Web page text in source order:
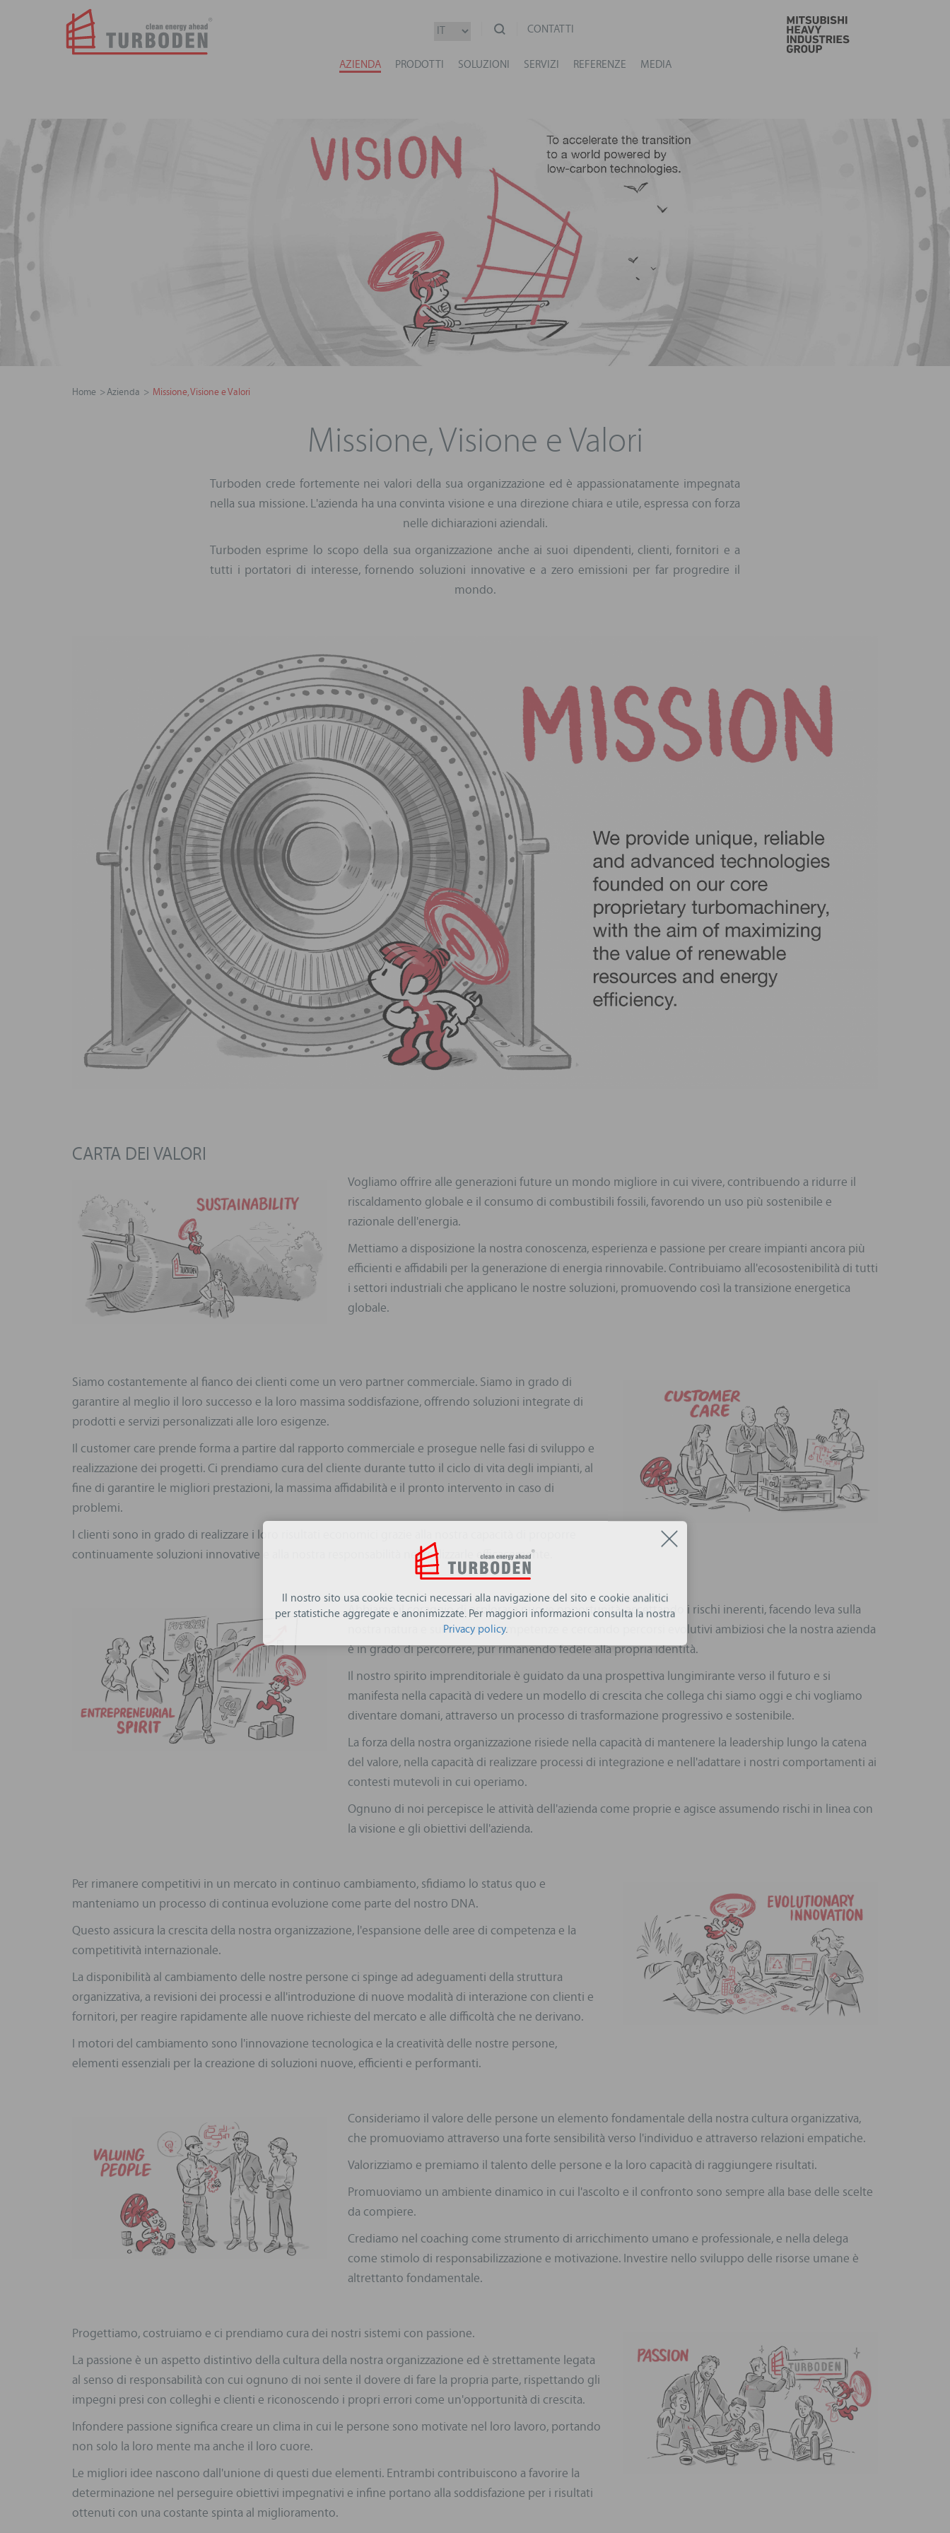
AZIENDA PRODOTTI SOLUZIONI SERVIZI REFERENZE MEDIA
CONTATTI
Home Azienda Missione, Visione e Valori
Missione, Visione e Valori
Turboden crede fortemente nei valori della sua organizzazione ed è appassionatamente impegnata
nella sua missione. L'azienda ha una convinta visione e una direzione chiara e utile, espressa con forza
nelle dichiarazioni aziendali.
Turboden esprime lo scopo della sua organizzazione anche ai suoi dipendenti, clienti, fornitori e a
tutti i portatori di interesse, fornendo soluzioni innovative e a zero emissioni per far progredire il
mondo.
CARTA DEI VALORI
Vogliamo offrire alle generazioni future un mondo migliore in cui vivere, contribuendo a ridurre il
riscaldamento globale e il consumo di combustibili fossili, favorendo un uso più sostenibile e
razionale dell'energia.
Mettiamo a disposizione la nostra conoscenza, esperienza e passione per creare impianti ancora più
efficienti e affidabili per la generazione di energia rinnovabile. Contribuiamo all'ecosostenibilità di tutti
i settori industriali che applicano le nostre soluzioni, promuovendo così la transizione energetica
globale.
Siamo costantemente al fianco dei clienti come un vero partner commerciale. Siamo in grado di
garantire al meglio il loro successo e la loro massima soddisfazione, offrendo soluzioni integrate di
prodotti e servizi personalizzati alle loro esigenze.
Il customer care prende forma a partire dal rapporto commerciale e prosegue nelle fasi di sviluppo e
realizzazione dei progetti. Ci prendiamo cura del cliente durante tutto il ciclo di vita degli impianti, al
fine di garantire le migliori prestazioni, la massima affidabilità e il pronto intervento in caso di
problemi.
I clienti sono in grado di realizzare i loro risultati economici grazie alla nostra capacità di proporre
continuamente soluzioni innovative e alla nostra responsabilità nel realizzarle efficacemente.
Abbiamo il coraggio di esplorare nuove opportunità, accettando i rischi inerenti, facendo leva sulla
nostra natura e sulle nostre competenze e cercando percorsi evolutivi ambiziosi che la nostra azienda
è in grado di percorrere, pur rimanendo fedele alla propria identità.
Il nostro spirito imprenditoriale è guidato da una prospettiva lungimirante verso il futuro e si
manifesta nella capacità di vedere un modello di crescita che collega chi siamo oggi e chi vogliamo
diventare domani, attraverso un processo di trasformazione progressivo e sostenibile.
La forza della nostra organizzazione risiede nella capacità di mantenere la leadership lungo la catena
del valore, nella capacità di realizzare processi di integrazione e nell'adattare i nostri comportamenti ai
contesti mutevoli in cui operiamo.
Ognuno di noi percepisce le attività dell'azienda come proprie e agisce assumendo rischi in linea con
la visione e gli obiettivi dell'azienda.
Per rimanere competitivi in un mercato in continuo cambiamento, sfidiamo lo status quo e
manteniamo un processo di continua evoluzione come parte del nostro DNA.
Questo assicura la crescita della nostra organizzazione, l'espansione delle aree di competenza e la
competitività internazionale.
La disponibilità al cambiamento delle nostre persone ci spinge ad adeguamenti della struttura
organizzativa, a revisioni dei processi e all'introduzione di nuove modalità di interazione con clienti e
fornitori, per reagire rapidamente alle nuove richieste del mercato e alle difficoltà che ne derivano.
I motori del cambiamento sono l'innovazione tecnologica e la creatività delle nostre persone,
elementi essenziali per la creazione di soluzioni nuove, efficienti e performanti.
Consideriamo il valore delle persone un elemento fondamentale della nostra cultura organizzativa,
che promuoviamo attraverso una forte sensibilità verso l'individuo e attraverso relazioni empatiche.
Valorizziamo e premiamo il talento delle persone e la loro capacità di raggiungere risultati.
Promuoviamo un ambiente dinamico in cui l'ascolto e il confronto sono sempre alla base delle scelte
da compiere.
Crediamo nel coaching come strumento di arricchimento umano e professionale, e nella delega
come stimolo di responsabilizzazione e motivazione. Investire nello sviluppo delle risorse umane è
altrettanto fondamentale.
Progettiamo, costruiamo e ci prendiamo cura dei nostri sistemi con passione.
La passione è un aspetto distintivo della cultura della nostra organizzazione ed è strettamente legata
al senso di responsabilità con cui ognuno di noi sente il dovere di fare la propria parte, rispettando gli
impegni presi con colleghi e clienti e riconoscendo i propri errori come un'opportunità di crescita.
Infondere passione significa creare un clima in cui le persone sono motivate nel loro lavoro, portando
non solo la loro mente ma anche il loro cuore.
Le migliori idee nascono dall'unione di questi due elementi. Entrambi contribuiscono a favorire la
determinazione nel perseguire obiettivi impegnativi e infine portano alla soddisfazione per i risultati
ottenuti con una costante spinta al miglioramento.
Il nostro sito usa cookie tecnici necessari alla navigazione del sito e cookie analitici
per statistiche aggregate e anonimizzate. Per maggiori informazioni consulta la nostra
Privacy policy.